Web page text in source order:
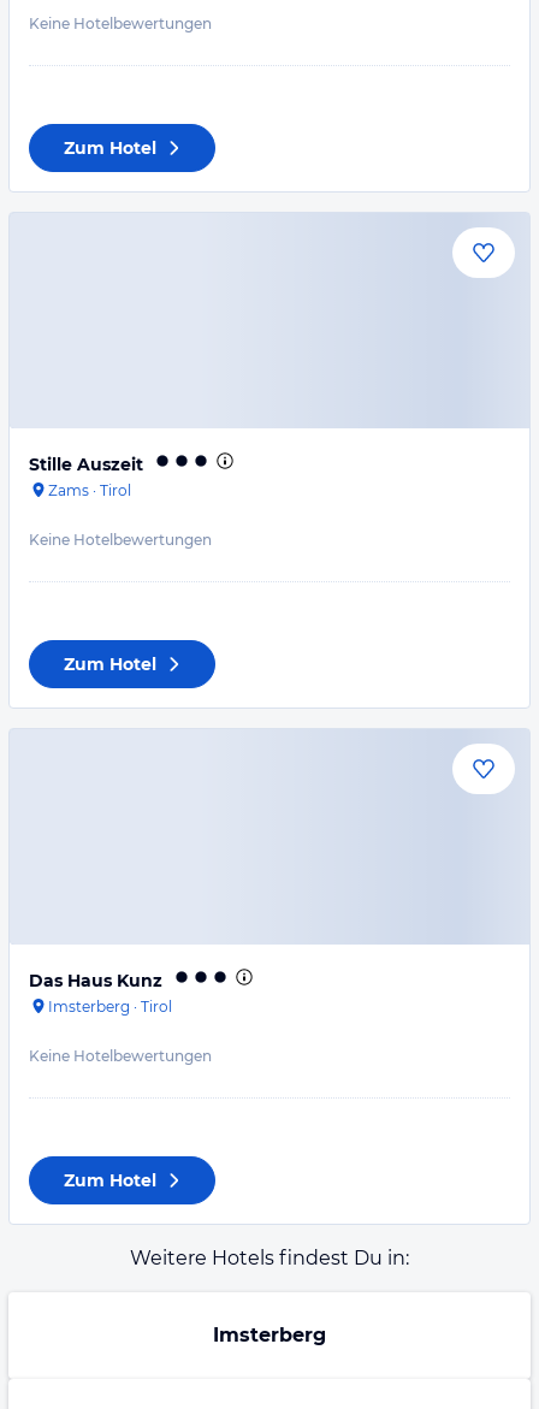
Keine Hotelbewertungen
Zum Hotel
Stille Auszeit
Zams · Tirol
Keine Hotelbewertungen
Zum Hotel
Das Haus Kunz
Imsterberg · Tirol
Keine Hotelbewertungen
Zum Hotel
Weitere Hotels findest Du in:
Imsterberg